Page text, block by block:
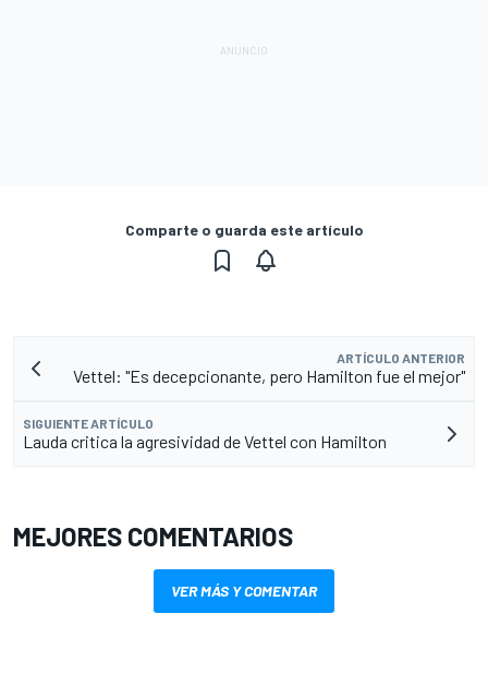
Comparte o guarda este artículo
ARTÍCULO ANTERIOR
Vettel: "Es decepcionante, pero Hamilton fue el mejor"
SIGUIENTE ARTÍCULO
Lauda critica la agresividad de Vettel con Hamilton
MEJORES COMENTARIOS
VER MÁS Y COMENTAR